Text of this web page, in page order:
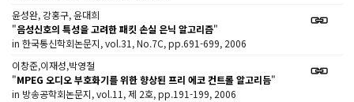
윤성완, 강홍구, 윤대희
"음성신호의 특성을 고려한 패킷 손실 은닉 알고리즘"
in 한국통신학회논문지, vol.31, No.7C, pp.691-699, 2006
이창준,이재성,박영철
"MPEG 오디오 부호화기를 위한 향상된 프리 에코 컨트롤 알고리듬"
in 방송공학회논문지, vol.11, 제 2호, pp.191-199, 2006